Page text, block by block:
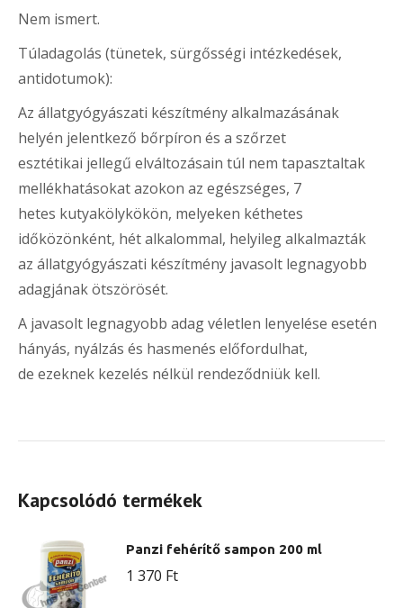
Nem ismert.
Túladagolás (tünetek, sürgősségi intézkedések,
antidotumok):
Az állatgyógyászati készítmény alkalmazásának
helyén jelentkező bőrpíron és a szőrzet
esztétikai jellegű elváltozásain túl nem tapasztaltak
mellékhatásokat azokon az egészséges, 7
hetes kutyakölykökön, melyeken kéthetes
időközönként, hét alkalommal, helyileg alkalmazták
az állatgyógyászati készítmény javasolt legnagyobb
adagjának ötszörösét.
A javasolt legnagyobb adag véletlen lenyelése esetén
hányás, nyálzás és hasmenés előfordulhat,
de ezeknek kezelés nélkül rendeződniük kell.
Kapcsolódó termékek
Panzi fehérítő sampon 200 ml
1 370 Ft